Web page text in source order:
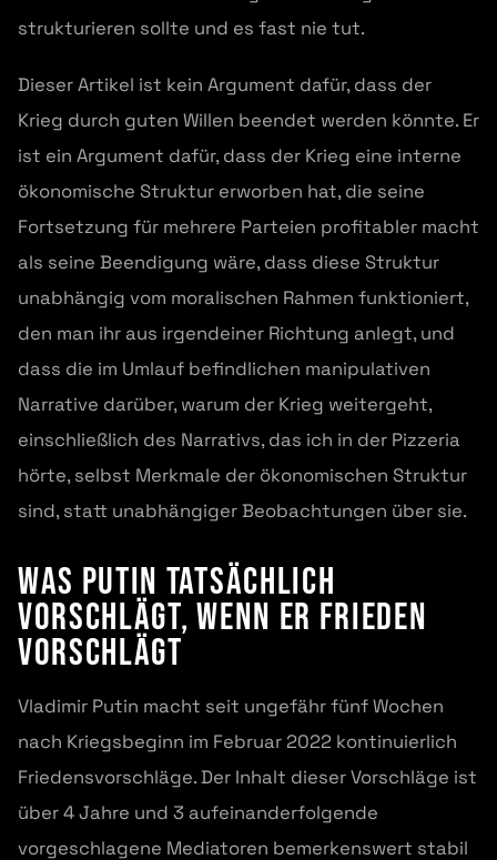
strukturieren sollte und es fast nie tut.
Dieser Artikel ist kein Argument dafür, dass der
Krieg durch guten Willen beendet werden könnte. Er
ist ein Argument dafür, dass der Krieg eine interne
ökonomische Struktur erworben hat, die seine
Fortsetzung für mehrere Parteien profitabler macht
als seine Beendigung wäre, dass diese Struktur
unabhängig vom moralischen Rahmen funktioniert,
den man ihr aus irgendeiner Richtung anlegt, und
dass die im Umlauf befindlichen manipulativen
Narrative darüber, warum der Krieg weitergeht,
einschließlich des Narrativs, das ich in der Pizzeria
hörte, selbst Merkmale der ökonomischen Struktur
sind, statt unabhängiger Beobachtungen über sie.
Was Putin tatsächlich
vorschlägt, wenn er Frieden
vorschlägt
Vladimir Putin macht seit ungefähr fünf Wochen
nach Kriegsbeginn im Februar 2022 kontinuierlich
Friedensvorschläge. Der Inhalt dieser Vorschläge ist
über 4 Jahre und 3 aufeinanderfolgende
vorgeschlagene Mediatoren bemerkenswert stabil